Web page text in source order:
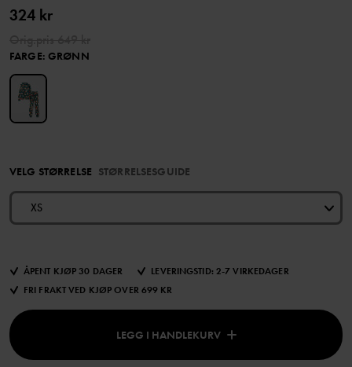
324 kr
FARGE: GRØNN
VELG STØRRELSE STØRRELSESGUIDE
XS
ÅPENT KJØP 30 DAGER
LEVERINGSTID: 2-7 VIRKEDAGER
FRI FRAKT VED KJØP OVER 699 KR
LEGG I HANDLEKURV